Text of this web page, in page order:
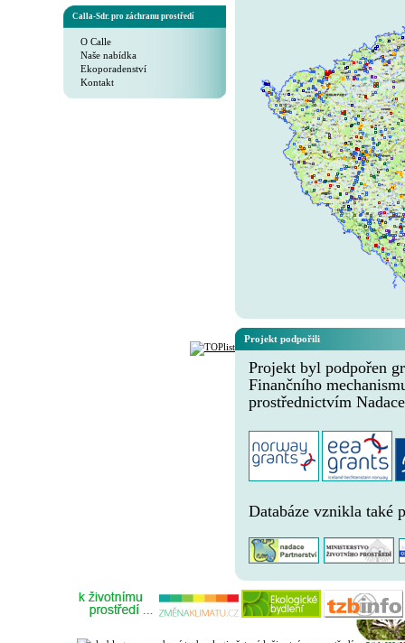
Calla-Sdr. pro záchranu prostředí
O Calle
Naše nabídka
Ekoporadenství
Kontakt
Projekt podpořili
Projekt byl podpořen
Finančního
prostřednictvím
Databáze vznikla také